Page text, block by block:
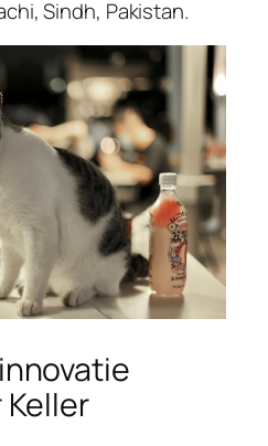
Sindh, Pakistan.